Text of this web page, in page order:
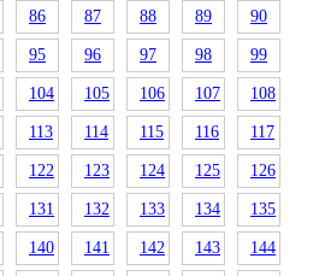
86 87 88 89 90
95 96 97 98 99
104 105 106 107 108
113 114 115 116 117
122 123 124 125 126
131 132 133 134 135
140 141 142 143 144